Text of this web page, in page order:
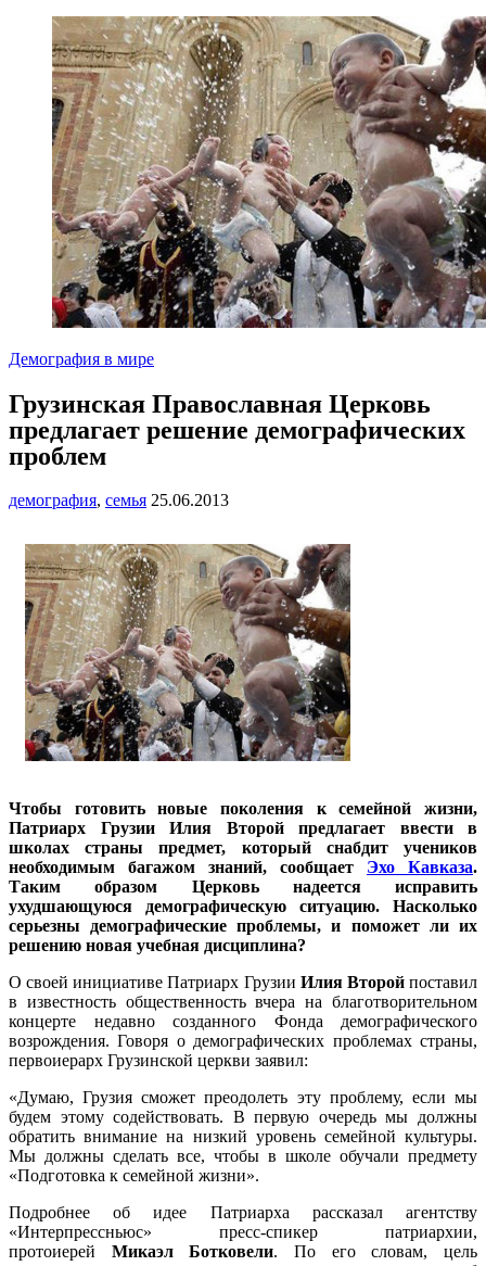
Демография в мире
Грузинская Православная Церковь
предлагает решение демографических
проблем
демография, семья 25.06.2013
Чтобы готовить новые поколения к семейной жизни,
Патриарх Грузии Илия Второй предлагает ввести в
школах страны предмет, который снабдит учеников
необходимым багажом знаний, сообщает Эхо Кавказа.
Таким образом Церковь надеется исправить
ухудшающуюся демографическую ситуацию. Насколько
серьезны демографические проблемы, и поможет ли их
решению новая учебная дисциплина?
О своей инициативе Патриарх Грузии Илия Второйпоставил
в известность общественность вчера на благотворительном
концерте недавно созданного Фонда демографического
возрождения. Говоря о демографических проблемах страны,
первоиерарх Грузинской церкви заявил:
«Думаю, Грузия сможет преодолеть эту проблему, если мы
будем этому содействовать. В первую очередь мы должны
обратить внимание на низкий уровень семейной культуры.
Мы должны сделать все, чтобы в школе обучали предмету
«Подготовка к семейной жизни».
Подробнее об идее Патриарха рассказал агентству
«Интерпрессньюс» пресс-спикер патриархии,
протоиерей Микаэл Ботковели. По его словам, цель